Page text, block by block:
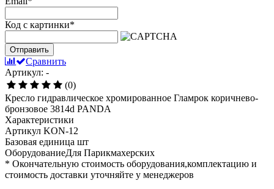
Код с картинки*
Отправить
Сравнить
Артикул: -
(0)
Кресло гидравлическое хромированное Гламрок коричнево-
бронзовое 3814d PANDA
Характеристики
Артикул KON-12
Базовая единица шт
ОборудованиеДля Парикмахерских
* Окончательную стоимость оборудования,комплектацию и
стоимость доставки уточняйте у менеджеров